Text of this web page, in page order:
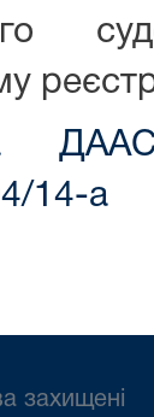
14-а
захищені